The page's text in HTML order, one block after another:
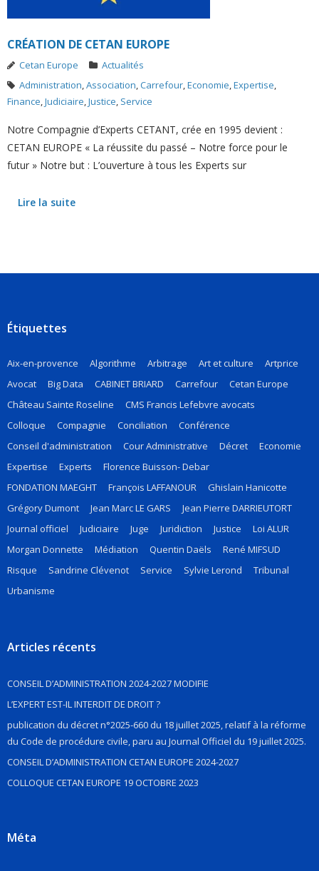
CRÉATION DE CETAN EUROPE
Cetan Europe
Actualités
Administration,Association,Carrefour,Economie,Expertise,
Finance,Judiciaire,Justice, Service
Notre Compagnie d’Experts CETANT, crée en 1995 devient :
CETAN EUROPE « La réussite du passé – Notre force pour le
futur » Notre but : L’ouverture à tous les Experts sur
Lire la suite
Étiquettes
Aix-en-provence Algorithme Arbitrage Art et culture
Artprice
Avocat
Big Data CABINET BRIARD Carrefour
Cetan Europe
Château Sainte Roseline
CMS Francis Lefebvre avocats
Colloque
Compagnie Conciliation
Conférence
Conseil d'administration
Cour Administrative Décret
Economie
Expertise
Experts
Florence Buisson- Debar
FONDATION MAEGHT
François LAFFANOUR
Ghislain Hanicotte
Grégory Dumont
Jean Marc LE GARS
Jean Pierre DARRIEUTORT
Journal officiel
Judiciaire Juge Juridiction Justice
Loi ALUR
Morgan Donnette
Médiation Quentin Daëls
René MIFSUD
Risque
Sandrine Clévenot Service Sylvie Lerond
Tribunal
Urbanisme
Articles récents
CONSEIL D’ADMINISTRATION 2024-2027 MODIFIE
L’EXPERT EST-IL INTERDIT DE DROIT ?
publication du décret n°2025-660 du 18 juillet 2025, relatif à la réforme
du Code de procédure civile, paru au Journal Officiel du 19 juillet 2025.
CONSEIL D’ADMINISTRATION CETAN EUROPE 2024-2027
COLLOQUE CETAN EUROPE 19 OCTOBRE 2023
Méta